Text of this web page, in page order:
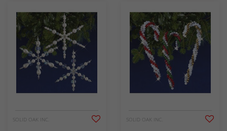
SOLID OAK INC. SOLID OAK INC.